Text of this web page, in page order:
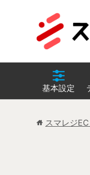
基本設定
スマレジ